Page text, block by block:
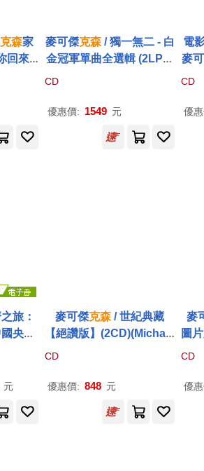
克森家
回來! /
回復
/
麥可傑克森/ 獨一無二 - 白
金冠軍單曲全選輯 (2LP黑
膠唱片)(Michael Jackson
CD
優惠價: 1549 元
電
麥
son
CD
優
旅：
央行
悉世
紀念
)元
麥可傑克森 / 世紀典藏
【絕讚版】(2CD)(Michael
Jackson / The Essential
CD
優惠價: 848 元
麥
圖
CD
優